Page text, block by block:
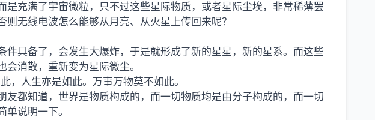
是充满了宇宙微粒，只不过这些星际物质，或者星际尘埃，非常稀薄罢
无线电波怎么能够从月亮、从火星上传回来呢？
件具备了，会发生大爆炸，于是就形成了新的星星，新的星系。而这些
消散，重新变为星际微尘。
，人生亦是如此。万事万物莫不如此。
友都知道，世界是物质构成的，而一切物质均是由分子构成的，而一切
说明一下。